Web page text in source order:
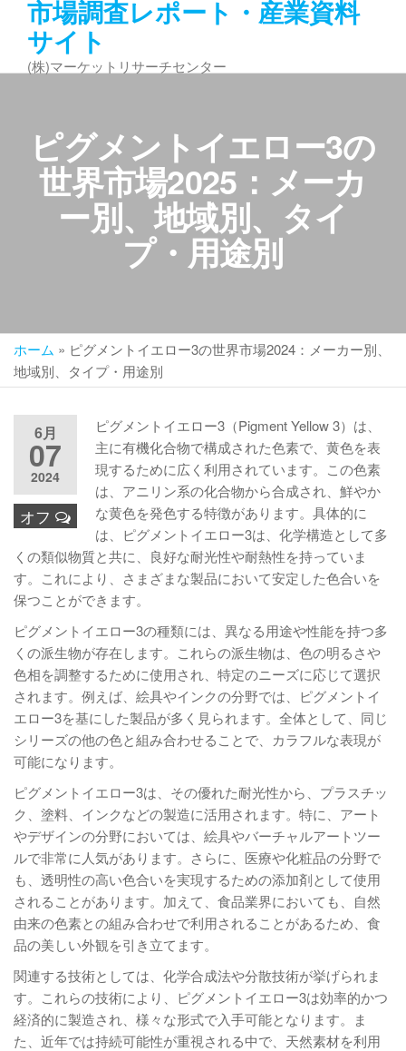
ン
市場調査レポート・産業資料
サイト
(株)マーケットリサーチセンター
ピグメントイエロー3の
世界市場2025：メーカ
ー別、地域別、タイ
プ・用途別
ホーム » ピグメントイエロー3の世界市場2024：メーカー別、
地域別、タイプ・用途別
6月
07
2024
オフ
ピグメントイエロー3（Pigment Yellow 3）は、
主に有機化合物で構成された色素で、黄色を表
現するために広く利用されています。この色素
は、アニリン系の化合物から合成され、鮮やか
な黄色を発色する特徴があります。具体的に
は、ピグメントイエロー3は、化学構造として多
くの類似物質と共に、良好な耐光性や耐熱性を持っていま
す。これにより、さまざまな製品において安定した色合いを
保つことができます。
ピグメントイエロー3の種類には、異なる用途や性能を持つ多
くの派生物が存在します。これらの派生物は、色の明るさや
色相を調整するために使用され、特定のニーズに応じて選択
されます。例えば、絵具やインクの分野では、ピグメントイ
エロー3を基にした製品が多く見られます。全体として、同じ
シリーズの他の色と組み合わせることで、カラフルな表現が
可能になります。
ピグメントイエロー3は、その優れた耐光性から、プラスチッ
ク、塗料、インクなどの製造に活用されます。特に、アート
やデザインの分野においては、絵具やバーチャルアートツー
ルで非常に人気があります。さらに、医療や化粧品の分野で
も、透明性の高い色合いを実現するための添加剤として使用
されることがあります。加えて、食品業界においても、自然
由来の色素との組み合わせで利用されることがあるため、食
品の美しい外観を引き立てます。
関連する技術としては、化学合成法や分散技術が挙げられま
す。これらの技術により、ピグメントイエロー3は効率的かつ
経済的に製造され、様々な形式で入手可能となります。ま
た、近年では持続可能性が重視される中で、天然素材を利用